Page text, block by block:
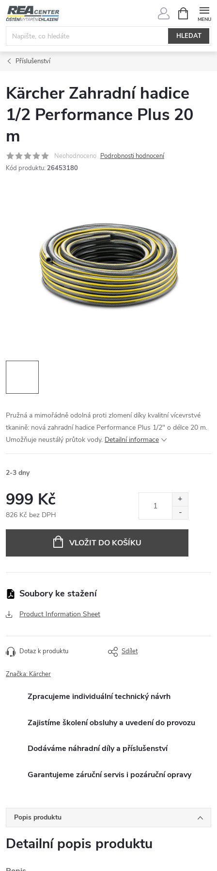
Přejít
na
obsah
HLEDAT
NÁKUPNÍ
KOŠÍK
Příslušenství
Kärcher Zahradní hadice
1/2 Performance Plus 20
m
Neohodnoceno Podrobnosti hodnocení
Kód produktu: 26453180
Pružná a mimořádně odolná proti zlomení díky kvalitní vícevrstvé
tkanině: nová zahradní hadice Performance Plus 1/2" o délce 20 m.
Umožňuje neustálý průtok vody. Detailní informace
2-3 dny
999 Kč
826 Kč bez DPH
VLOŽIT DO KOŠÍKU
Product Information Sheet
Dotaz k produktu Sdílet
Značka: Kärcher
Zpracujeme individuální technický návrh
Zajistíme školení obsluhy a uvedení do provozu
Dodáváme náhradní díly a příslušenství
Garantujeme záruční servis i pozáruční opravy
Popis produktu
Detailní popis produktu